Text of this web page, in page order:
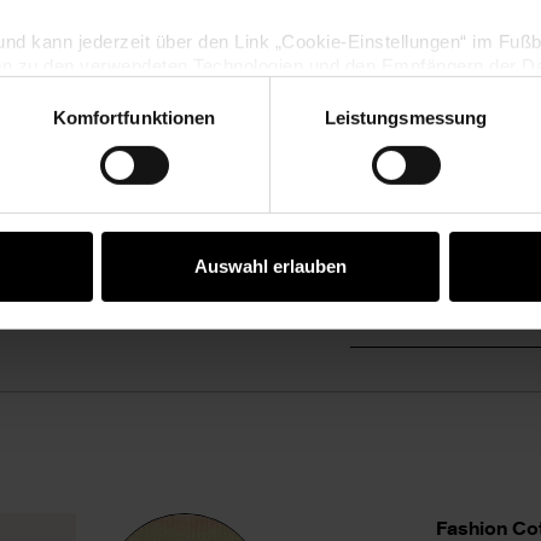
kann jederzeit über den Link „Cookie-Einstellungen“ im
Vertrag widerrufen
Komfortfunktionen Leistungsmessung
Auswahl erlauben
Tuch weiterführen.
Fertigstellung Das Tuch laut
Fashion